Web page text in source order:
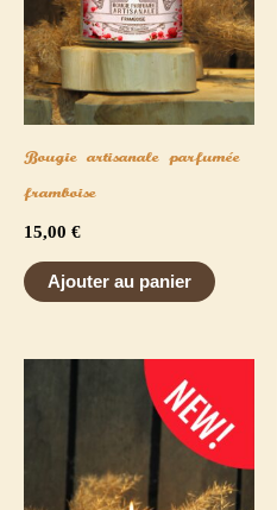
Bougie artisanale parfumée
framboise
15,00 €
Ajouter au panier